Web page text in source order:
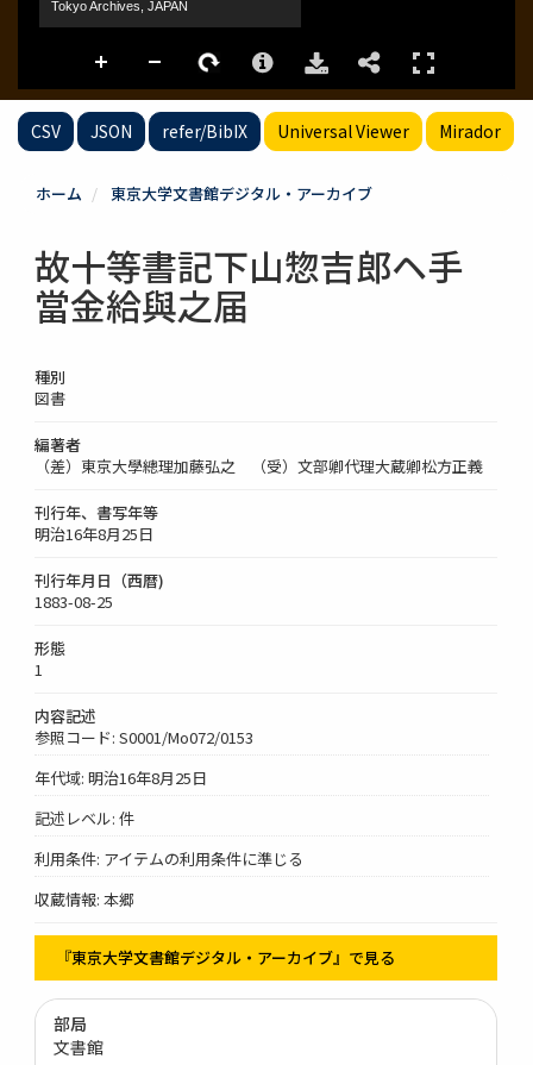
CSV JSON refer/BibIX Universal Viewer Mirador
ホーム 東京大学文書館デジタル・アーカイブ
故十等書記下山惣吉郎ヘ手
當金給與之届
種別
図書
編著者
（差）東京大學總理加藤弘之 （受）文部卿代理大蔵卿松方正義
刊行年、書写年等
明治16年8月25日
刊行年月日（西暦)
1883-08-25
形態
1
内容記述
参照コード: S0001/Mo072/0153
年代域: 明治16年8月25日
記述レベル: 件
利用条件: アイテムの利用条件に準じる
収蔵情報: 本郷
『東京大学文書館デジタル・アーカイブ』で見る
部局
文書館